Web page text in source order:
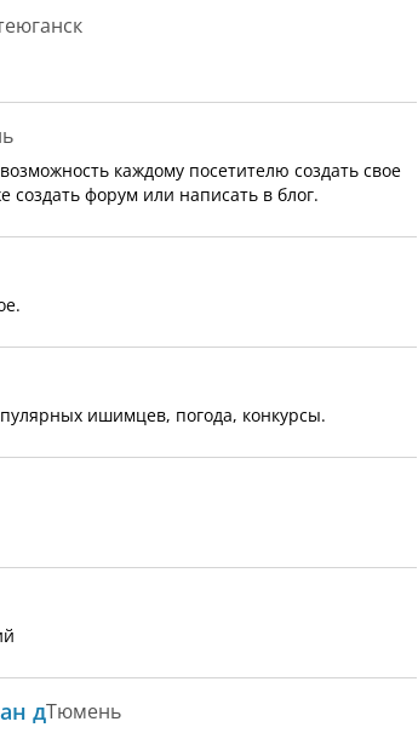
каждому посетителю создать свое
создать форум или написать в блог.
ишимцев, погода, конкурсы.
дТюмень